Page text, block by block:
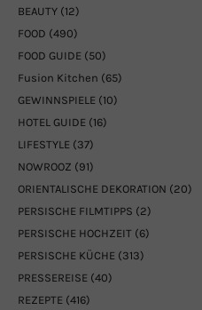
BEAUTY (12)
FOOD (490)
FOOD GUIDE (50)
Fusion Kitchen (65)
GEWINNSPIELE (10)
HOTEL GUIDE (16)
LIFESTYLE (37)
NOWROOZ (91)
ORIENTALISCHE DEKORATION (20)
PERSISCHE FILMTIPPS (2)
PERSISCHE HOCHZEIT (6)
PERSISCHE KÜCHE (313)
PRESSEREISE (40)
REZEPTE (416)